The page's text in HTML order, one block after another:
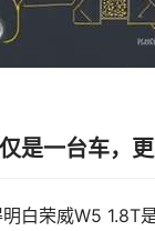
是一台车，
白荣威W5 1.8T